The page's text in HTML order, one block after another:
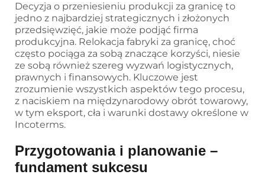
Decyzja o przeniesieniu produkcji za granicę to
jedno z najbardziej strategicznych i złożonych
przedsięwzięć, jakie może podjąć firma
produkcyjna. Relokacja fabryki za granicę, choć
często pociąga za sobą znaczące korzyści, niesie
ze sobą również szereg wyzwań logistycznych,
prawnych i finansowych. Kluczowe jest
zrozumienie wszystkich aspektów tego procesu,
z naciskiem na międzynarodowy obrót towarowy,
w tym eksport, cła i warunki dostawy określone w
Incoterms.
Przygotowania i planowanie –
fundament sukcesu